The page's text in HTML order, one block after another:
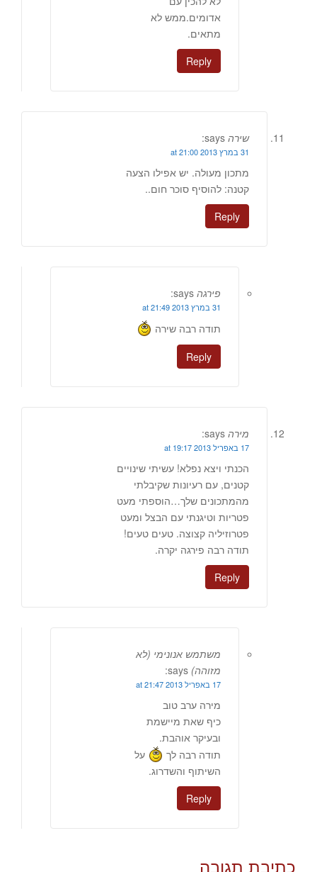
אדומים.ממש לא
מתאים.
Reply
שירה says:
31 במרץ 2013 at 21:00
מתכון מעולה. יש אפילו הצעה
קטנה: להוסיף סוכר חום..
Reply
פירגה says:
31 במרץ 2013 at 21:49
תודה רבה שירה
Reply
מירה says:
17 באפריל 2013 at 19:17
הכנתי ויצא נפלא! עשיתי שינויים
קטנים, עם רעיונות שקיבלתי
מהמתכונים שלך…הוספתי מעט
פטריות וטיגנתי עם הבצל ומעט
פטרוזיליה קצוצה. טעים טעים!
תודה רבה פירגה יקרה.
Reply
משתמש אנונימי (לא
מזוהה) says:
17 באפריל 2013 at 21:47
מירה ערב טוב
כיף שאת מיישמת
ובעיקר אוהבת.
תודה רבה לך
על
השיתוף והשדרוג.
Reply
כתיבת תגובה